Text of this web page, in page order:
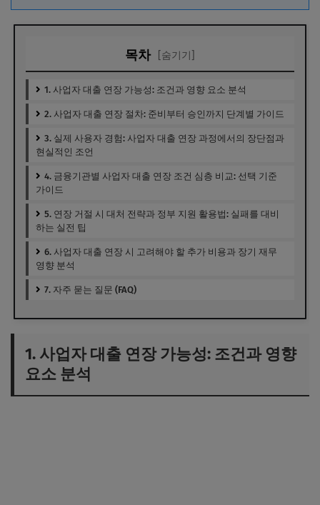
목차 [숨기기]
1. 사업자 대출 연장 가능성: 조건과 영향 요소 분석
2. 사업자 대출 연장 절차: 준비부터 승인까지 단계별 가이드
3. 실제 사용자 경험: 사업자 대출 연장 과정에서의 장단점과
현실적인 조언
4. 금융기관별 사업자 대출 연장 조건 심층 비교: 선택 기준
가이드
5. 연장 거절 시 대처 전략과 정부 지원 활용법: 실패를 대비
하는 실전 팁
6. 사업자 대출 연장 시 고려해야 할 추가 비용과 장기 재무
영향 분석
7. 자주 묻는 질문 (FAQ)
1. 사업자 대출 연장 가능성: 조건과 영향
요소 분석